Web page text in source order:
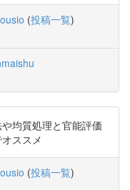
(投稿一覧)
均質処理と官能評価
ススメ
(投稿一覧)